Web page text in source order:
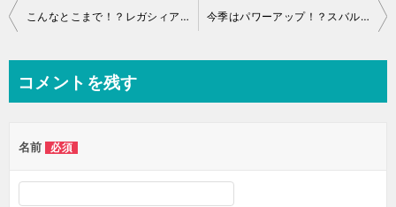
投
ビ
ー
シ
こんなとこまで！？レガシィアウトバックの質感について（ドアハンドル） 今季はパワーアップ！？スバル ゲレンデタクシー2018
コメントを残す
名前 必須